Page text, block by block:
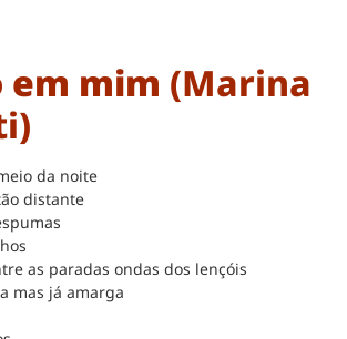
em mim (Marina
da noite
distante
as paradas ondas dos lençóis
mas já amarga